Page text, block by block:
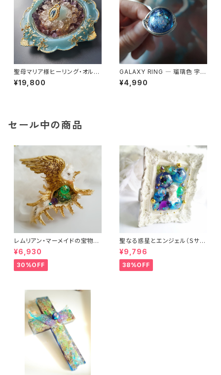
聖母マリア様ヒーリング・オルゴ
ナイト～セレスティアル・ブルー
の祈り～
¥19,800
GALAXY RING ― 瑠璃色 宇宙
を身にまとう
¥4,990
セール中の商品
レムリアン・マーメイドの宝物
（オルゴナイト）
¥6,930
30%OFF
聖なる惑星とエンジェル（Ｓサイ
ズ）（フレーム・ヒーリングアー
ト）
¥9,796
38%OFF